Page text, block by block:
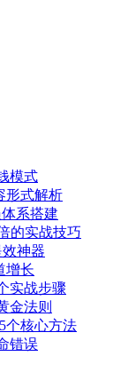
模式
形式解析
系搭建
的实战技巧
效神器
增长
实战步骤
金法则
个核心方法
错误